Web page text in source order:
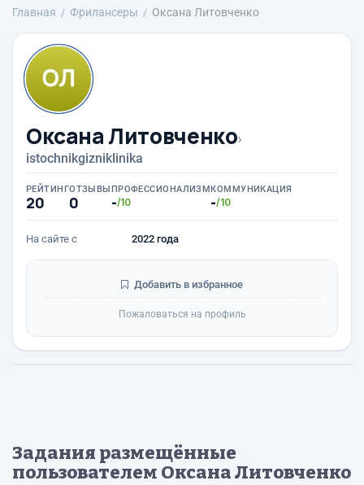
Главная Фрилансеры Оксана Литовченко
Оксана Литовченко›
istochnikgizniklinika
РЕЙТИНГ
20
ОТЗЫВЫ
0
ПРОФЕССИОНАЛИЗМ
-/10
КОММУНИКАЦИЯ
-/10
На сайте с 2022 года
Добавить в избранное
Пожаловаться на профиль
Задания размещённые
пользователем Оксана Литовченко